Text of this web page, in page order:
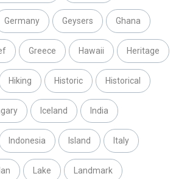
Germany Geysers Ghana
Greece Hawaii Heritage
Hiking Historic Historical
Iceland India
Indonesia Island Italy
Lake Landmark